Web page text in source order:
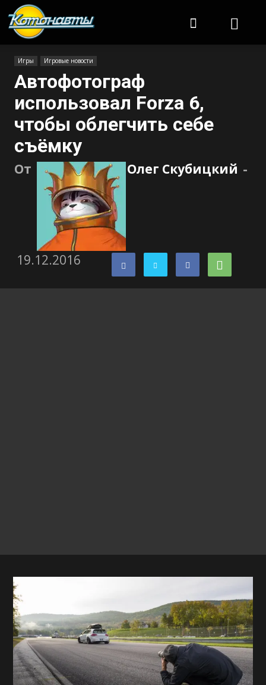
Игры Игровые новости
Автофотограф
использовал Forza 6,
чтобы облегчить себе
съёмку
От Олег Скубицкий -
19.12.2016